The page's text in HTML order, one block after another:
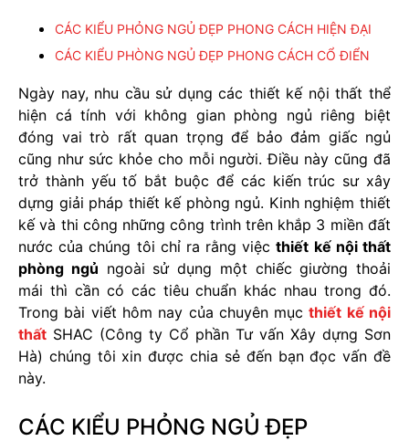
CÁC KIỂU PHỎNG NGỦ ĐẸP PHONG CÁCH HIỆN ĐẠI
CÁC KIỂU PHÒNG NGỦ ĐẸP PHONG CÁCH CỔ ĐIỂN
Ngày nay, nhu cầu sử dụng các thiết kế nội thất thể
hiện cá tính với không gian phòng ngủ riêng biệt
đóng vai trò rất quan trọng để bảo đảm giấc ngủ
cũng như sức khỏe cho mỗi người. Điều này cũng đã
trở thành yếu tố bắt buộc để các kiến trúc sư xây
dựng giải pháp thiết kế phòng ngủ. Kinh nghiệm thiết
kế và thi công những công trình trên khắp 3 miền đất
nước của chúng tôi chỉ ra rằng việcthiết kế nội thất
phòng ngủ ngoài sử dụng một chiếc giường thoải
mái thì cần có các tiêu chuẩn khác nhau trong đó.
Trong bài viết hôm nay của chuyên mụcthiết kế nội
thất SHAC (Công ty Cổ phần Tư vấn Xây dựng Sơn
Hà) chúng tôi xin được chia sẻ đến bạn đọc vấn đề
này.
CÁC KIỂU PHỎNG NGỦ ĐẸP